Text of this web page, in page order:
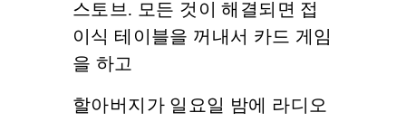
스토브. 모든 것이 해결되면 접
이식 테이블을 꺼내서 카드 게임
을 하고
할아버지가 일요일 밤에 라디오